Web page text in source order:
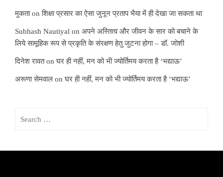
मुकताonशिक्षा प्रसार का ऐसा जुनून प्रताप भैया में ही देखा जा सकता था
Subhash Nautiyal on अपने अस्तित्व और जीवन के सार को बचाने के
लिये सामूहिक रूप से प्रकृति के संरक्षण हेतु जुटना होगा – डॉ. जोशी
दिनेश रावतonघर ही नहीं, मन को भी ज्योर्तिमय करता है ‘भद्याऊ’
अरूणा सेमवाल onघर ही नहीं, मन को भी ज्योर्तिमय करता है ‘भद्याऊ’